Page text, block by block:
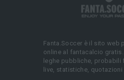
Fanta.Soccer è il sito web
online al fantacalcio
leghe pubbliche, probabili
live, statistiche,